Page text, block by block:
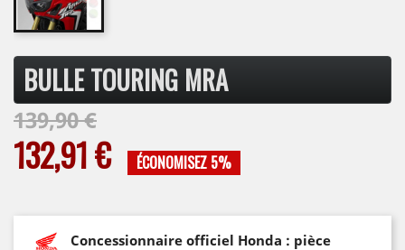
BULLE TOURING MRA
139,90 €
132,91 € ÉCONOMISEZ 5%
Concessionnaire officiel Honda : pièce